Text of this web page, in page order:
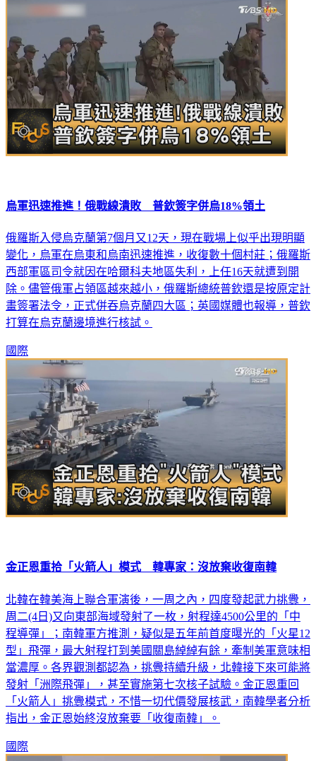
烏軍迅速推進！俄戰線潰敗 普欽簽字併烏18%領土
俄羅斯入侵烏克蘭第7個月又12天，現在戰場上似乎出現明顯
變化，烏軍在烏東和烏南迅速推進，收復數十個村莊；俄羅斯
西部軍區司令就因在哈爾科夫地區失利，上任16天就遭到開
除。儘管俄軍占領區越來越小，俄羅斯總統普欽還是按原定計
畫簽署法令，正式併吞烏克蘭四大區；英國媒體也報導，普欽
打算在烏克蘭邊境進行核試。
國際
金正恩重拾「火箭人」模式 韓專家：沒放棄收復南韓
北韓在韓美海上聯合軍演後，一周之內，四度發起武力挑釁，
周二(4日)又向東部海域發射了一枚，射程達4500公里的「中
程導彈」；南韓軍方推測，疑似是五年前首度曝光的「火星12
型」飛彈，最大射程打到美國關島綽綽有餘，牽制美軍意味相
當濃厚。各界觀測都認為，挑釁持續升級，北韓接下來可能將
發射「洲際飛彈」，甚至實施第七次核子試驗。金正恩重回
「火箭人」挑釁模式，不惜一切代價發展核武，南韓學者分析
指出，金正恩始終沒放棄要「收復南韓」。
國際